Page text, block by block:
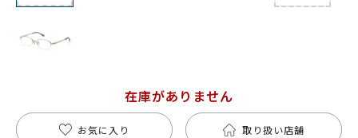
在庫がありません
お気に入り 取り扱い店舗